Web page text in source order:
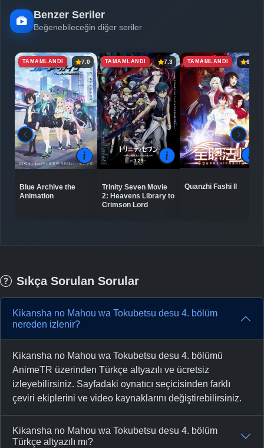
Benzer Seriler
Beğenebileceğin diğer seriler
TAMAMLANDI 7.0
Blue Archive the
Animation
TAMAMLANDI 7.3
Trinity Seven Movie
2: Heavens Library to
Crimson Lord
TAMAMLANDI 6.8
Quanzhi Fashi II
Sıkça Sorulan Sorular
Kikansha no Mahou wa Tokubetsu desu 4. bölüm
nereden izlenir?
Kikansha no Mahou wa Tokubetsu desu 4. bölümü
AnimeTR üzerinden Türkçe altyazılı ve ücretsiz
izleyebilirsiniz. Sayfadaki oynatıcı seçicisinden farklı
çeviri ekiplerini ve video kaynaklarını değiştirebilirsiniz.
Kikansha no Mahou wa Tokubetsu desu 4. bölüm
Türkçe altyazılı mı?